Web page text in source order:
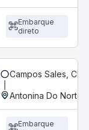
Embarque
direto
Campos Sales, CE
Antonina Do Norte,
Embarque